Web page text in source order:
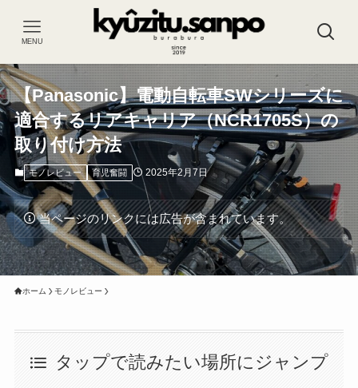
MENU
【Panasonic】電動自転車SWシリーズに
適合するリアキャリア（NCR1705S）の
取り付け方法
モノレビュー 育児奮闘 2025年2月7日
当ページのリンクには広告が含まれています。
ホーム モノレビュー
タップで読みたい場所にジャンプ